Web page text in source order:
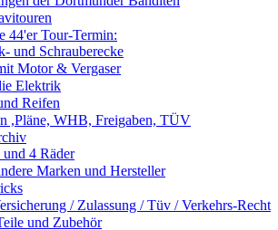
44'er Tour-Termin:
und Schrauberecke
Motor & Vergaser
Elektrik
Reifen
,Pläne, WHB, Freigaben, TÜV
und 4 Räder
Marken und Hersteller
/ Zulassung / Tüv / Verkehrs-Recht
und Zubehör